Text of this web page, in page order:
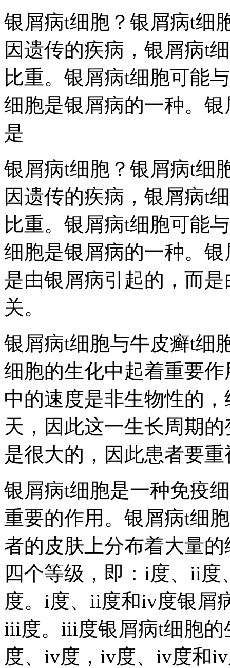
银屑病t细胞？银屑病t细
因遗传的疾病，银屑病t
比重。银屑病t细胞可能
细胞是银屑病的一种。
是
银屑病t细胞？银屑病t细
因遗传的疾病，银屑病t
比重。银屑病t细胞可能
细胞是银屑病的一种。
是由银屑病引起的，而
关。
银屑病t细胞与牛皮癣t细
细胞的生化中起着重要
中的速度是非生物性的
天，因此这一生长周期
是很大的，因此患者要
银屑病t细胞是一种免疫
重要的作用。银屑病t细
者的皮肤上分布着大量
四个等级，即：i度、ii
度。i度、ii度和iv度银屑
iii度。iii度银屑病t细胞的
度、iv度，iv度、iv度和